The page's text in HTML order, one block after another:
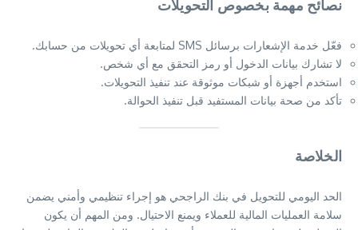
نصائح مهمة بخصوص التحويلات
فعّل خدمة الإشعارات برسائل SMS لمتابعة أي تحويلات من حسابك.
لا تشارك بيانات الدخول أو رمز التحقق مع أي شخص.
استخدم أجهزة أو شبكات موثوقة عند تنفيذ التحويلات.
تأكد من صحة بيانات المستفيد قبل تنفيذ الحوالة.
الخلاصة
الحد اليومي للتحويل في بنك الراجحي هو إجراء تنظيمي وأمني يضمن
سلامة العمليات المالية للعملاء ويمنع الاحتيال. ومن المهم أن يكون